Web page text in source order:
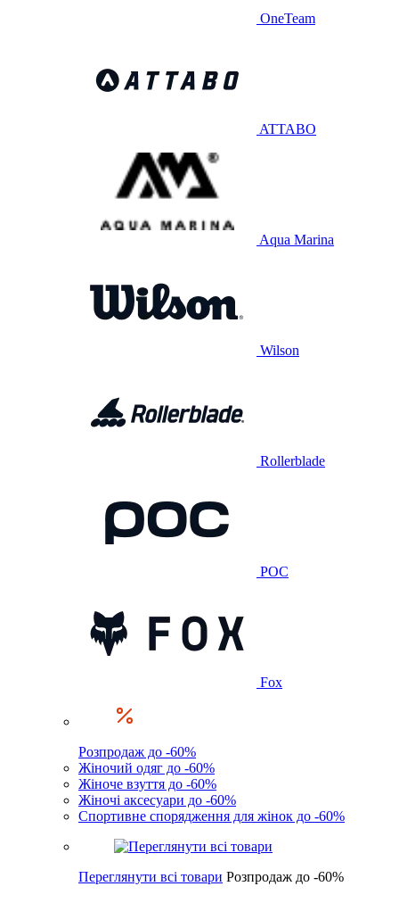
OneTeam
ATTABO
Aqua Marina
Wilson
Rollerblade
POC
Fox
Розпродаж до -60%
Жіночий одяг до -60%
Жіноче взуття до -60%
Жіночі аксесуари до -60%
Спортивне спорядження для жінок до -60%
Переглянути всі товари Розпродаж до -60%